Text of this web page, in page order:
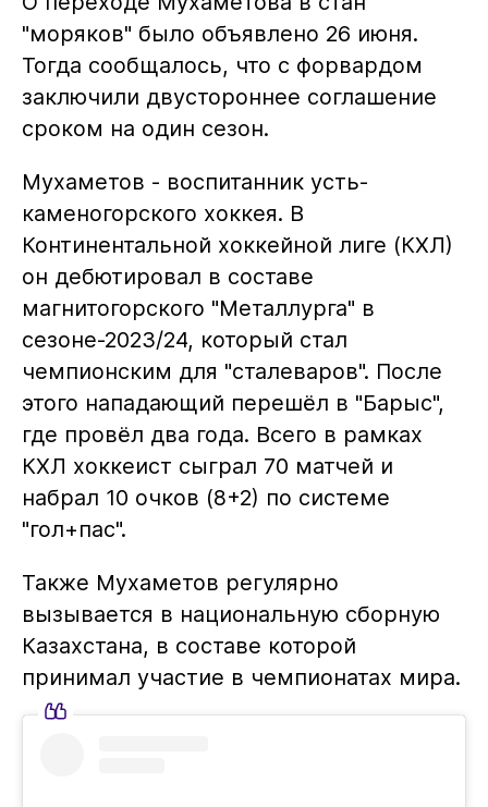
"моряков" было объявлено 26 июня.
Тогда сообщалось, что с форвардом
заключили двустороннее соглашение
сроком на один сезон.
Мухаметов - воспитанник усть-
каменогорского хоккея. В
Континентальной хоккейной лиге (КХЛ)
он дебютировал в составе
магнитогорского "Металлурга" в
сезоне-2023/24, который стал
чемпионским для "сталеваров". После
этого нападающий перешёл в "Барыс",
где провёл два года. Всего в рамках
КХЛ хоккеист сыграл 70 матчей и
набрал 10 очков (8+2) по системе
"гол+пас".
Также Мухаметов регулярно
вызывается в национальную сборную
Казахстана, в составе которой
принимал участие в чемпионатах мира.